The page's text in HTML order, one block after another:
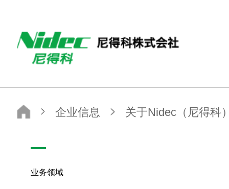
NIDEC - All for dreams - 尼得科株式会社
尼得科株式会社 - NIDEC CORPORATION
业务领域